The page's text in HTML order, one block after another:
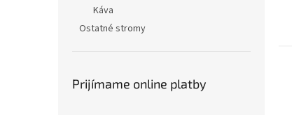
Káva
Ostatné stromy
Prijímame online platby